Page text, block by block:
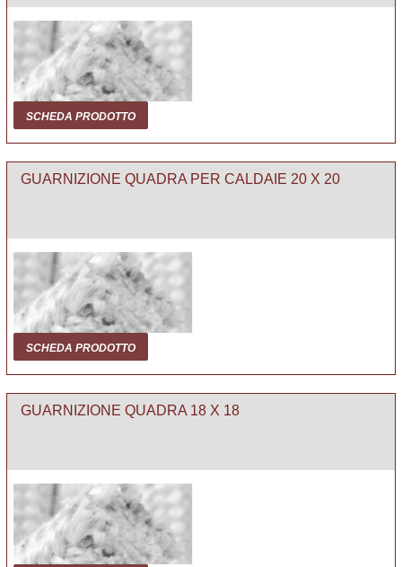
SCHEDA PRODOTTO
GUARNIZIONE QUADRA PER CALDAIE 20 X 20
SCHEDA PRODOTTO
GUARNIZIONE QUADRA 18 X 18